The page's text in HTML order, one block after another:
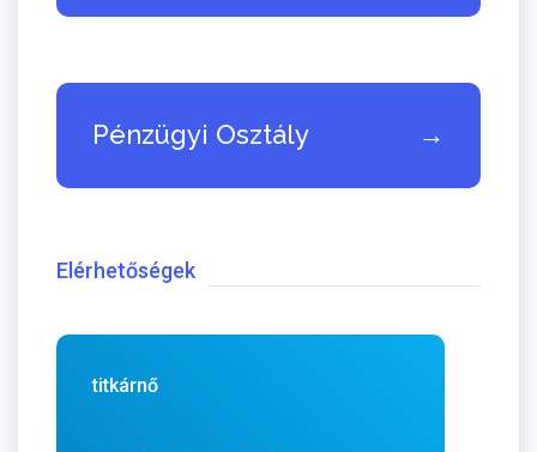
Pénzügyi Osztály →
Elérhetőségek
titkárnő